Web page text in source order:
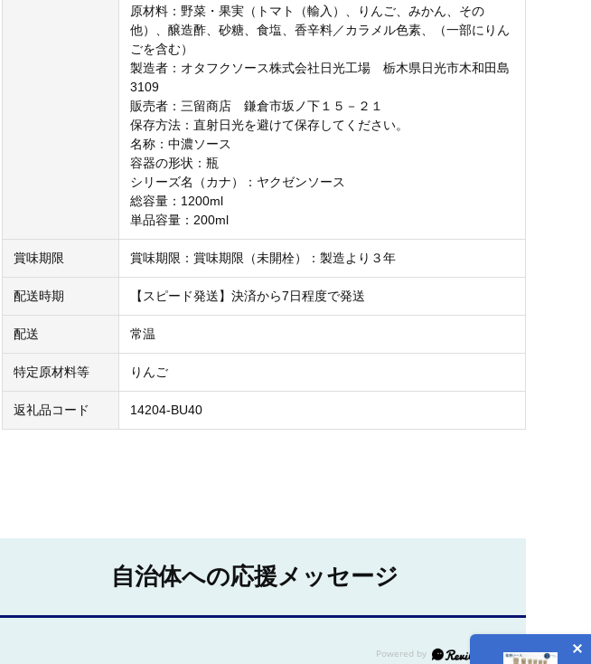
原材料：野菜・果実（トマト（輸入）、りんご、みかん、その
他）、醸造酢、砂糖、食塩、香辛料／カラメル色素、（一部にりん
ごを含む）
製造者：オタフクソース株式会社日光工場 栃木県日光市木和田島
3109
販売者：三留商店 鎌倉市坂ノ下１５－２１
保存方法：直射日光を避けて保存してください。
名称：中濃ソース
容器の形状：瓶
シリーズ名（カナ）：ヤクゼンソース
総容量：1200ml
単品容量：200ml
賞味期限 賞味期限：賞味期限（未開栓）：製造より３年
配送時期 【スピード発送】決済から7日程度で発送
配送 常温
特定原材料等 りんご
返礼品コード 14204-BU40
自治体への応援メッセージ